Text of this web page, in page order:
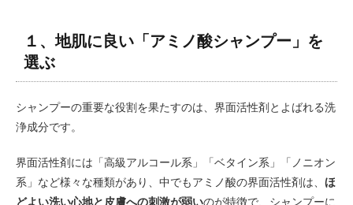
１、地肌に良い「アミノ酸シャンプー」を
選ぶ
シャンプーの重要な役割を果たすのは、界面活性剤とよばれる洗
浄成分です。
界面活性剤には「高級アルコール系」「ベタイン系」「ノニオン
系」など様々な種類があり、中でもアミノ酸の界面活性剤は、 ほ
どよい洗い心地と皮膚への刺激が弱いのが特徴で、シャンプーに